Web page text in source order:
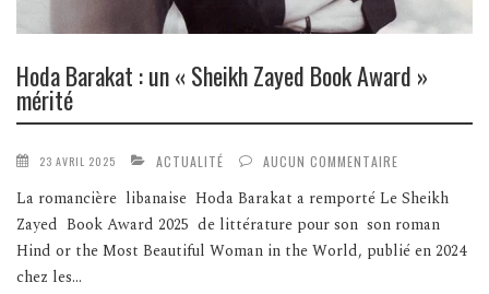
Hoda Barakat : un « Sheikh Zayed Book Award »
mérité
23 AVRIL 2025 ACTUALITÉ AUCUN COMMENTAIRE
La romancière libanaise Hoda Barakat a remporté Le Sheikh
Zayed Book Award 2025 de littérature pour son son roman
Hind or the Most Beautiful Woman in the World, publié en 2024
chez les...